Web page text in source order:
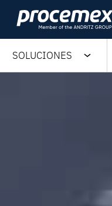
Skip
content
SOLUCIONES